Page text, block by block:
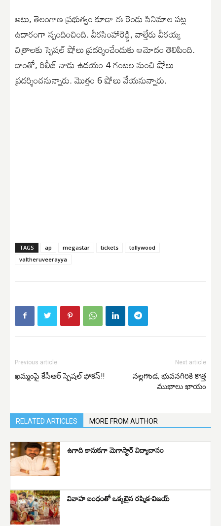
అటు, తెలంగాణ ప్రభుత్వం కూడా ఈ రెండు సినిమాల పట్ల
ఉదారంగా స్పందించింది. వీరసింహారెడ్డి, వాల్తేరు వీరయ్య
చిత్రాలకు స్పెషల్ షోలు ప్రదర్శించేందుకు ఆమోదం తెలిపింది.
దాంతో, రిలీజ్ నాడు ఉదయం 4 గంటల నుంచి షోలు
ప్రదర్శించనున్నారు. మొత్తం 6 షోలు వేయనున్నారు.
TAGS ap megastar tickets
tollywood
valtheruveerayya
Previous article
ఖమ్మంపై కేసీఆర్ స్పెషల్ ఫోకస్!!
Next article
నల్లగొండ, భువనగిరికి కొత్త
ముఖాలు ఖాయం
RELATED ARTICLES MORE FROM AUTHOR
ఉగాది కానుకగా మెగాస్టార్ విద్యాదానం
వివాహ బంధంతో ఒక్కటైన రష్మిక-విజయ్